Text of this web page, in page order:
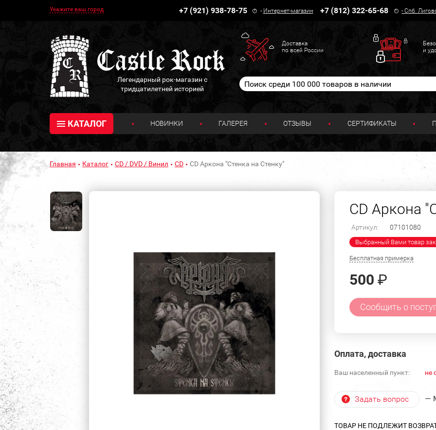
Укажите ваш город +7 (921) 938-78-75 - Интернет-магазин +7 (812) 322-65-68 -Спб.
Легендарный рок-магазин с
тридцатилетней историей
Доставка
по всей России
и
КАТАЛОГ НОВИНКИ ГАЛЕРЕЯ ОТЗЫВЫ СЕРТИФИКАТЫ
Главная Каталог CD / DVD / Винил CD CD Аркона "Стенка на Стенку"
CD Аркона
Артикул: 07101080
Выбранный Вами товар
Бесплатная примерка
500 ₽
Сообщить о
Оплата, доставка
Ваш населенный пункт: не
Задать вопрос —
ТОВАР НЕ ПОДЛЕЖИТ